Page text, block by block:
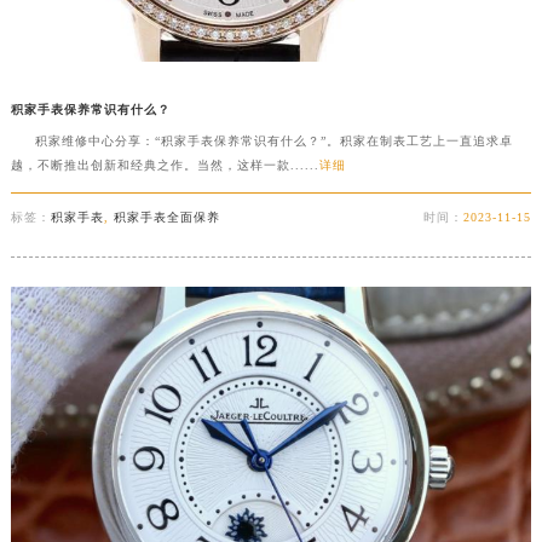
积家手表保养常识有什么？
积家维修中心分享：“积家手表保养常识有什么？”。积家在制表工艺上一直追求卓
越，不断推出创新和经典之作。当然，这样一款......详细
标签： 积家手表, 积家手表全面保养 时间：2023-11-15